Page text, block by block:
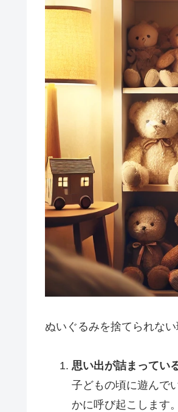
ぬいぐるみを捨てられな
思い出が詰まってい
子どもの頃に遊んで
かに呼び起こします